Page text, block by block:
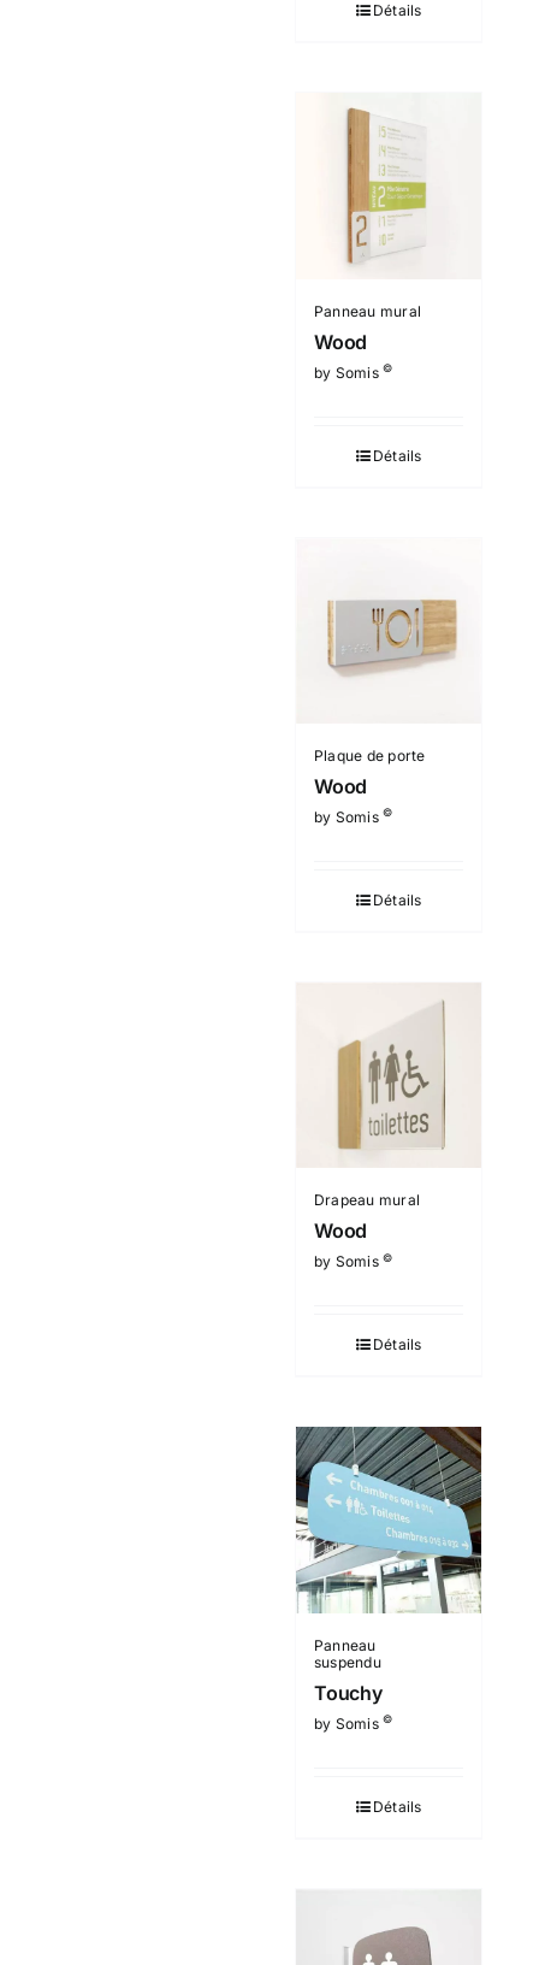
Détails
Panneau mural
Wood
by Somis©
Détails
Plaque de porte
Wood
by Somis©
Détails
Drapeau mural
Wood
by Somis©
Détails
Panneau
suspendu
Touchy
by Somis©
Détails